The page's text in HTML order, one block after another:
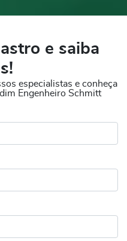
e saiba
especialistas e conheça
Engenheiro Schmitt